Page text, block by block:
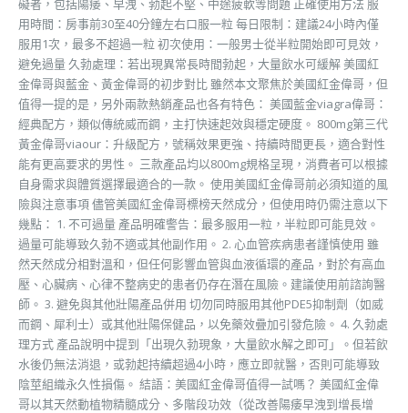
礙者，包括陽痿、早洩、勃起不堅、中途疲軟等問題 正確使用方法 服
用時間：房事前30至40分鐘左右口服一粒 每日限制：建議24小時內僅
服用1次，最多不超過一粒 初次使用：一般男士從半粒開始即可見效，
避免過量 久勃處理：若出現異常長時間勃起，大量飲水可緩解 美國紅
金偉哥與藍金、黃金偉哥的初步對比 雖然本文聚焦於美國紅金偉哥，但
值得一提的是，另外兩款熱銷產品也各有特色： 美國藍金viagra偉哥：
經典配方，類似傳統威而鋼，主打快速起效與穩定硬度。 800mg第三代
黃金偉哥viaour：升級配方，號稱效果更強、持續時間更長，適合對性
能有更高要求的男性。 三款產品均以800mg規格呈現，消費者可以根據
自身需求與體質選擇最適合的一款。 使用美國紅金偉哥前必須知道的風
險與注意事項 儘管美國紅金偉哥標榜天然成分，但使用時仍需注意以下
幾點： 1. 不可過量 產品明確警告：最多服用一粒，半粒即可能見效。
過量可能導致久勃不適或其他副作用。 2. 心血管疾病患者謹慎使用 雖
然天然成分相對溫和，但任何影響血管與血液循環的產品，對於有高血
壓、心臟病、心律不整病史的患者仍存在潛在風險。建議使用前諮詢醫
師。 3. 避免與其他壯陽產品併用 切勿同時服用其他PDE5抑制劑（如威
而鋼、犀利士）或其他壯陽保健品，以免藥效疊加引發危險。 4. 久勃處
理方式 產品說明中提到「出現久勃現象，大量飲水解之即可」。但若飲
水後仍無法消退，或勃起持續超過4小時，應立即就醫，否則可能導致
陰莖組織永久性損傷。 結語：美國紅金偉哥值得一試嗎？ 美國紅金偉
哥以其天然動植物精髓成分、多階段功效（從改善陽痿早洩到增長增